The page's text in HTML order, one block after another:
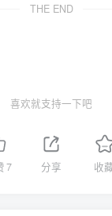
THE END
喜欢就支持一下吧
7 分享 收